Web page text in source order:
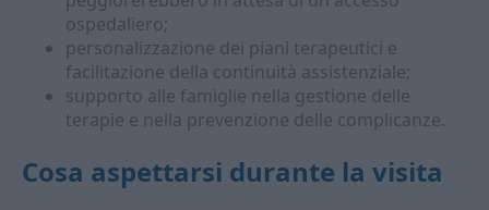
ospedaliero;
personalizzazione dei piani terapeutici e
facilitazione della continuità assistenziale;
supporto alle famiglie nella gestione delle
terapie e nella prevenzione delle complicanze.
Cosa aspettarsi durante la visita